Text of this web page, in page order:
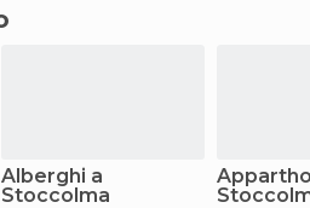
Alberghi a
Stoccolma